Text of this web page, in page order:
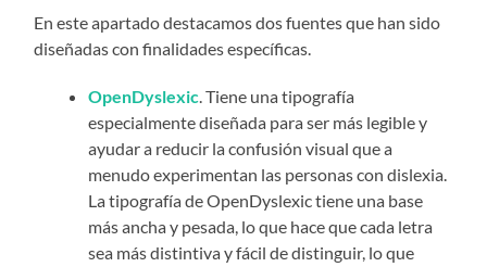
En este apartado destacamos dos fuentes que han sido
diseñadas con finalidades específicas.
OpenDyslexic. Tiene una tipografía
especialmente diseñada para ser más legible y
ayudar a reducir la confusión visual que a
menudo experimentan las personas con dislexia.
La tipografía de OpenDyslexic tiene una base
más ancha y pesada, lo que hace que cada letra
sea más distintiva y fácil de distinguir, lo que